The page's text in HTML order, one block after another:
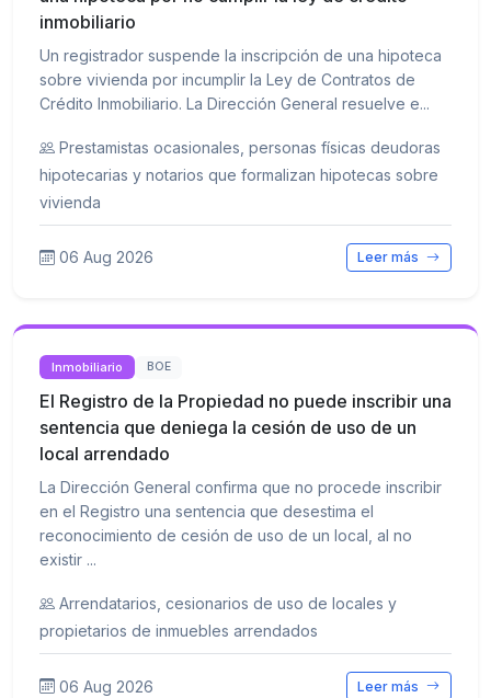
inmobiliario
Un registrador suspende la inscripción de una hipoteca
sobre vivienda por incumplir la Ley de Contratos de
Crédito Inmobiliario. La Dirección General resuelve e...
Prestamistas ocasionales, personas físicas deudoras
hipotecarias y notarios que formalizan hipotecas sobre
vivienda
06 Aug 2026 Leer más
Inmobiliario BOE
El Registro de la Propiedad no puede inscribir una
sentencia que deniega la cesión de uso de un
local arrendado
La Dirección General confirma que no procede inscribir
en el Registro una sentencia que desestima el
reconocimiento de cesión de uso de un local, al no
existir ...
Arrendatarios, cesionarios de uso de locales y
propietarios de inmuebles arrendados
06 Aug 2026 Leer más